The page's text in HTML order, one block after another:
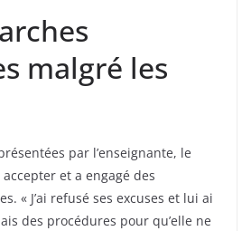
malgré les
par l’enseignante, le
et a engagé des
« J’ai refusé ses excuses et lui ai
des procédures pour qu’elle ne